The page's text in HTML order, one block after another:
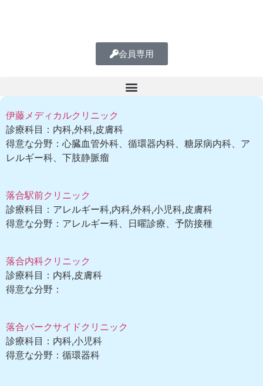
会員専用
伊藤メディカルクリニック
診療科目：内科,外科,皮膚科
得意な分野：心臓血管外科、循環器内科、糖尿病内科、ア
レルギー科、下肢静脈瘤
落合駅前クリニック
診療科目：アレルギー科,内科,外科,小児科,皮膚科
得意な分野：アレルギー科、日曜診療、予防接種
落合内科クリニック
診療科目：内科,皮膚科
得意な分野：
落合パークサイドクリニック
診療科目：内科,小児科
得意な分野：循環器科